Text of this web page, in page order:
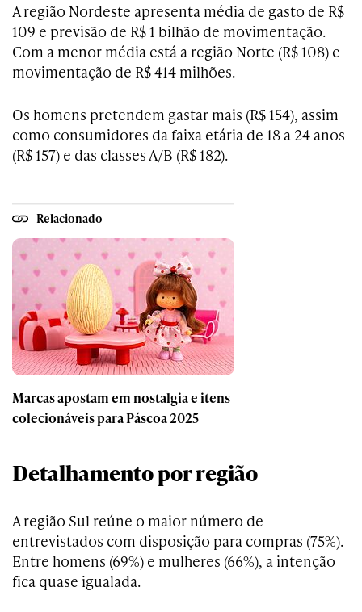
A região Nordeste apresenta média de gasto de R$
109 e previsão de R$ 1 bilhão de movimentação.
Com a menor média está a região Norte (R$ 108) e
movimentação de R$ 414 milhões.
Os homens pretendem gastar mais (R$ 154), assim
como consumidores da faixa etária de 18 a 24 anos
(R$ 157) e das classes A/B (R$ 182).
Relacionado
Marcas apostam em nostalgia e itens
colecionáveis para Páscoa 2025
Detalhamento por região
A região Sul reúne o maior número de
entrevistados com disposição para compras (75%).
Entre homens (69%) e mulheres (66%), a intenção
fica quase igualada.